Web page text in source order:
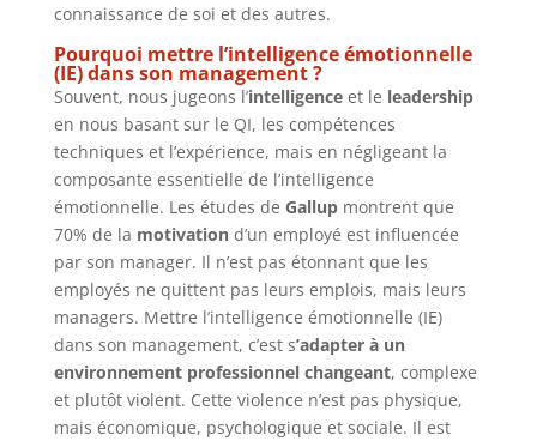
connaissance de soi et des autres.
Pourquoi mettre l’intelligence émotionnelle
(IE) dans son management ?
Souvent, nous jugeons l’intelligenceet le leadership
en nous basant sur le QI, les compétences
techniques et l’expérience, mais en négligeant la
composante essentielle de l’intelligence
émotionnelle. Les études de Gallupmontrent que
70% de la motivationd’un employé est influencée
par son manager. Il n’est pas étonnant que les
employés ne quittent pas leurs emplois, mais leurs
managers. Mettre l’intelligence émotionnelle (IE)
dans son management, c’est s’adapter à un
environnement professionnel changeant, complexe
et plutôt violent. Cette violence n’est pas physique,
mais économique, psychologique et sociale. Il est